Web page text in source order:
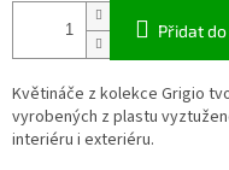
Přidat
Květináče z kolekce Grigio
vyrobených z plastu
interiéru i exteriéru.